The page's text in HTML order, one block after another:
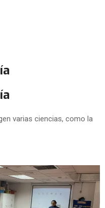
varias ciencias, como la